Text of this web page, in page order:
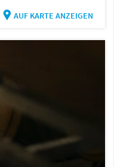
AUF KARTE ANZEIGEN